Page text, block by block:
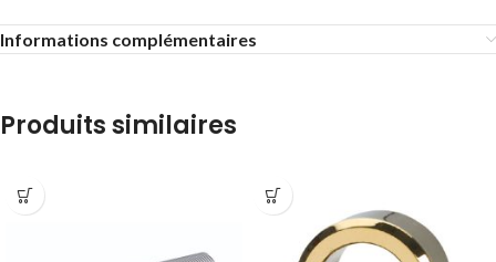
Informations complémentaires
Produits similaires